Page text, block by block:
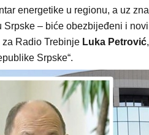
energetike u regionu, a uz
Srpske – biće obezbijeđeni i
Radio Trebinje Luka Petrović
Srpske“.